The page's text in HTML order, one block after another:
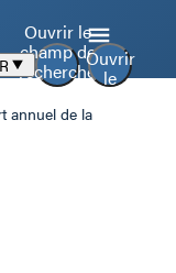
Ouvrir
le
Ouvrir le
champ de
recherche
annuel de la